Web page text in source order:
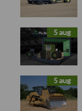
5 aug
5 aug